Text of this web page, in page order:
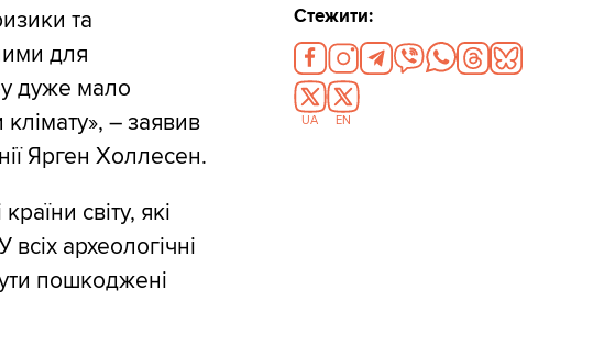
та
для
дуже мало
– заявив
Ярген Холлесен.
світу, які
археологічні
пошкоджені
Стежити:
UA EN